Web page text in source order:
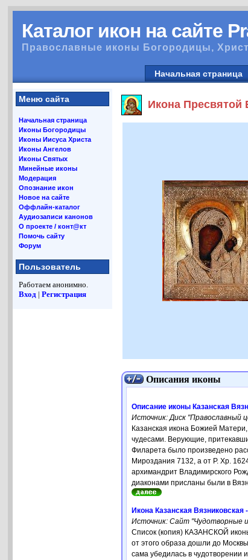
Каталог икон на сайте
Православные иконы Богородицы,
Начальная страница
Меню сайта
Начальная страница
Иконы Богородицы
Иконы Иисуса Христа
Иконы Ангелов
Иконы Святых
Минейные иконы
Модерация
Опознание икон
Новое на сайте
Оффлайн-каталог
Аудиозаписи канонов
О проекте / конт@кт
Помочь сайту
Форум
Пользователь
Работаем анонимно.
Вход |Регистрация
Икона Пресвятой
Описания иконы
Описание иконы Казанская
Источник: Диск "Православный
Казанская икона Божией
чудесами. Верующие,
Филарета было произведено
Мироздания 7132, а от Р. Хр.
архимандрит Владимирского
диаконами присланы были в
Икона Казанская Вязниковская
Источник: Сайт "Чудотворные
Список (копия) КАЗАНСКОЙ
от этого образа дошли до
сама убедилась в чудотворении